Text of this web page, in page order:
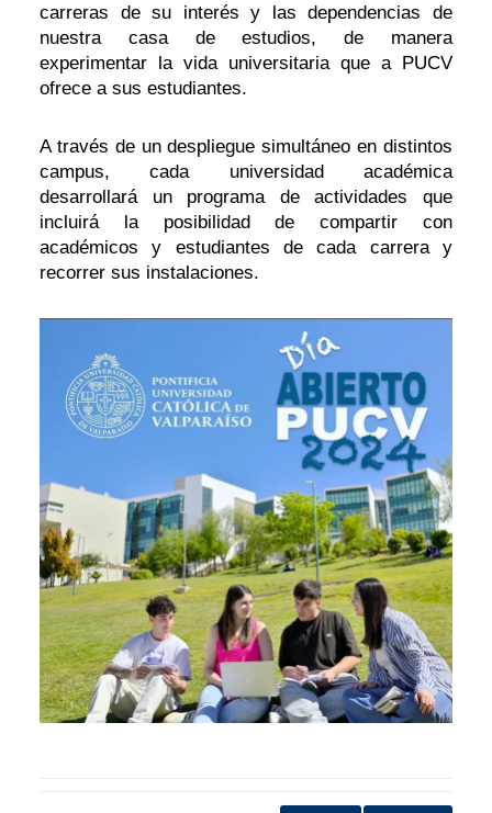
carreras de su interés y las dependencias de
nuestra casa de estudios, de manera
experimentar la vida universitaria que a PUCV
ofrece a sus estudiantes.
A través de un despliegue simultáneo en distintos
campus, cada universidad académica
desarrollará un programa de actividades que
incluirá la posibilidad de compartir con
académicos y estudiantes de cada carrera y
recorrer sus instalaciones.